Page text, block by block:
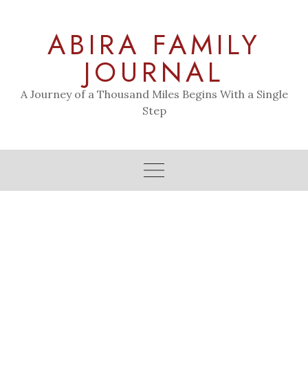
ABIRA FAMILY
JOURNAL
A Journey of a Thousand Miles Begins With a Single
Step